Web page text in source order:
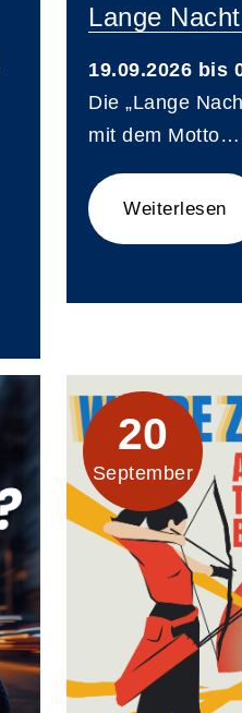
Lange
19.09.2026 bis
Die „Lange
mit dem Motto…
Weiterlesen
20
September